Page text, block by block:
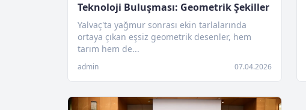
Teknoloji Buluşması: Geometrik Şekiller
Yalvaç'ta yağmur sonrası ekin tarlalarında
ortaya çıkan eşsiz geometrik desenler, hem
tarım hem de...
admin 07.04.2026